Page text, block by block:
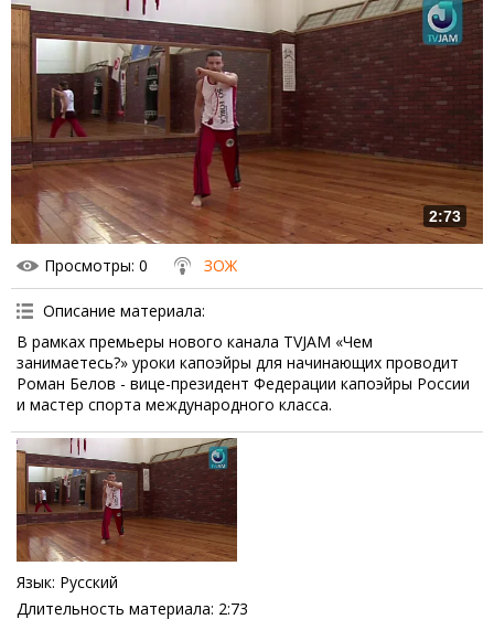
2:73
Просмотры: 0 ЗОЖ
Описание материала:
В рамках премьеры нового канала TVJAM «Чем
занимаетесь?» уроки капоэйры для начинающих проводит
Роман Белов - вице-президент Федерации капоэйры России
и мастер спорта международного класса.
Язык: Русский
Длительность материала: 2:73